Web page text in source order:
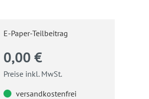
E-Paper-Teilbeitrag
0,00 €
Preise inkl. MwSt.
versandkostenfrei